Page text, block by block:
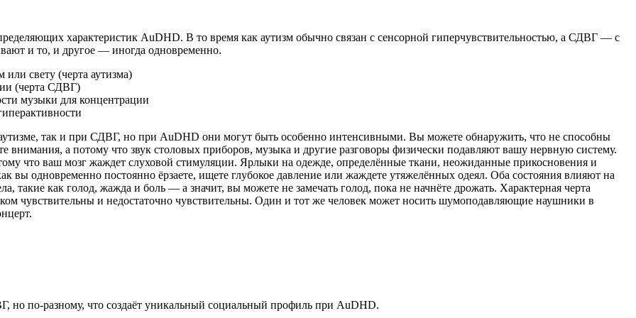
характеристик AuDHD. В то время как аутизм обычно связан с сенсорной гиперчувствительностью, а СДВГ — с
и то, и другое — иногда одновременно.
или свету (черта аутизма)
(черта СДВГ)
музыки для концентрации
так и при СДВГ, но при AuDHD они могут быть особенно интенсивными. Вы можете обнаружить, что не способны
внимания, а потому что звук столовых приборов, музыка и другие разговоры физически подавляют вашу нервную систему.
что ваш мозг жаждет слуховой стимуляции. Ярлыки на одежде, определённые ткани, неожиданные прикосновения и
вы одновременно постоянно ёрзаете, ищете глубокое давление или жаждете утяжелённых одеял. Оба состояния влияют на
как голод, жажда и боль — а значит, вы можете не замечать голод, пока не начнёте дрожать. Характерная черта
чувствительны и недостаточно чувствительны. Один и тот же человек может носить шумоподавляющие наушники в
но по-разному, что создаёт уникальный социальный профиль при AuDHD.